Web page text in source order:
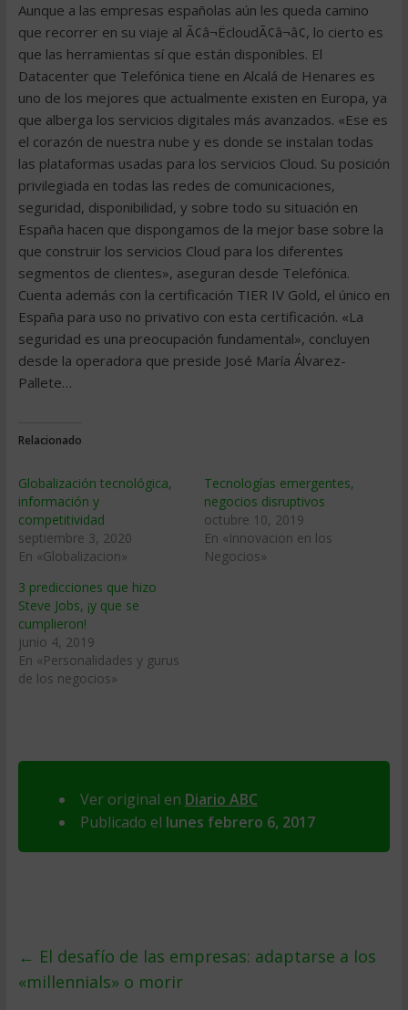
Aunque a las empresas españolas aún les queda camino
que recorrer en su viaje al Ã¢â¬ËcloudÃ¢â¬â¢, lo cierto es
que las herramientas sí que están disponibles. El
Datacenter que Telefónica tiene en Alcalá de Henares es
uno de los mejores que actualmente existen en Europa, ya
que alberga los servicios digitales más avanzados. «Ese es
el corazón de nuestra nube y es donde se instalan todas
las plataformas usadas para los servicios Cloud. Su posición
privilegiada en todas las redes de comunicaciones,
seguridad, disponibilidad, y sobre todo su situación en
España hacen que dispongamos de la mejor base sobre la
que construir los servicios Cloud para los diferentes
segmentos de clientes», aseguran desde Telefónica.
Cuenta además con la certificación TIER IV Gold, el único en
España para uso no privativo con esta certificación. «La
seguridad es una preocupación fundamental», concluyen
desde la operadora que preside José María Álvarez-
Pallete…
Relacionado
Globalización tecnológica,
información y
competitividad
septiembre 3, 2020
En «Globalizacion»
Tecnologías emergentes,
negocios disruptivos
octubre 10, 2019
En «Innovacion en los
Negocios»
3 predicciones que hizo
Steve Jobs, ¡y que se
cumplieron!
junio 4, 2019
En «Personalidades y gurus
de los negocios»
Ver original en Diario ABC
Publicado el lunes febrero 6, 2017
← El desafío de las empresas: adaptarse a los
«millennials» o morir